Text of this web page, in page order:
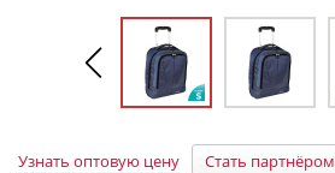
Узнать оптовую цену Стать партнёром